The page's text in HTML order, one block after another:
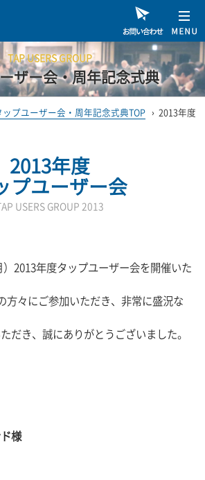
TAP USERS GROUP
ザー会・周年記念式典
ップユーザー会・周年記念式典TOP › 2013年度
2013年度
プユーザー会
USERS GROUP 2013
2013年度タップユーザー会を開催いた
方々にご参加いただき、非常に盛況な
だき、誠にありがとうございました。
様